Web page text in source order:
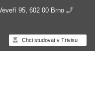
95, 602 00 Brno
Chci studovat v Trivisu